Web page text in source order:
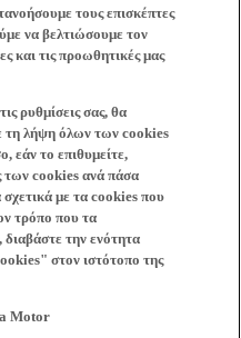
τους επισκέπτες
να βελτιώσουμε τον
και τις προωθητικές μας
ρυθμίσεις σας, θα
τη λήψη όλων των cookies
εάν το επιθυμείτε,
των cookies ανά πάσα
σχετικά με τα cookies που
τρόπο που τα
την ενότητα
στον ιστότοπο της
Motor